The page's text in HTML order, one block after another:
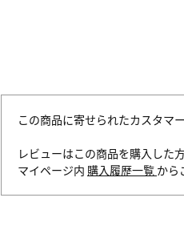
この商品に寄せられたカスタマ
レビューはこの商品を購入した
マイページ内 購入履歴一覧 から